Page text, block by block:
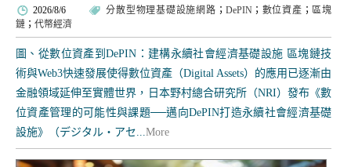
2026/8/6 分散型物理基礎設施網路 ； DePIN； 數位資產 ； 區塊
鏈 ； 代幣經濟
圖、從數位資產到DePIN：建構永續社會經濟基礎設施 區塊鏈技
術與Web3快速發展使得數位資產（Digital Assets）的應用已逐漸由
金融領域延伸至實體世界，日本野村總合研究所（NRI）發布《數
位資產管理的可能性與課題──邁向DePIN打造永續社會經濟基礎
設施》（デジタル・アセ...More